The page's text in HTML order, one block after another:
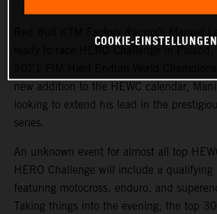
new addition to the HEWC calendar,
looking to extend his lead in the
series.
An unknown event for almost all top
HERO Challenge will include a qualifying
featuring motocross, enduro, and
Taking things into the evening, the top
COOKIE-EINSTELLUNGEN